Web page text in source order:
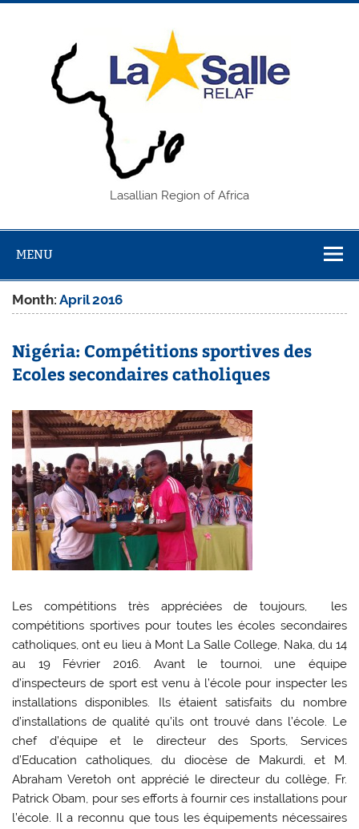
Skip
Lasallian Region of Africa
MENU
Month:April 2016
Nigéria: Compétitions sportives des
Ecoles secondaires catholiques
Les compétitions très appréciées de toujours, les
compétitions sportives pour toutes les écoles secondaires
catholiques, ont eu lieu à Mont La Salle College, Naka, du 14
au 19 Février 2016. Avant le tournoi, une équipe
d’inspecteurs de sport est venu à l’école pour inspecter les
installations disponibles. Ils étaient satisfaits du nombre
d’installations de qualité qu’ils ont trouvé dans l’école. Le
chef d’équipe et le directeur des Sports, Services
d’Education catholiques, du diocèse de Makurdi, et M.
Abraham Veretoh ont apprécié le directeur du collège, Fr.
Patrick Obam, pour ses efforts à fournir ces installations pour
l’école. Il a reconnu que tous les équipements nécessaires